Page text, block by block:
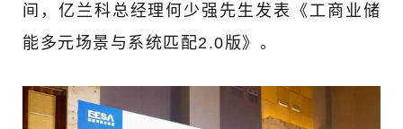
间，亿兰科总经理何少强先生发表《工商业储
能多元场景与系统匹配2.0版》。